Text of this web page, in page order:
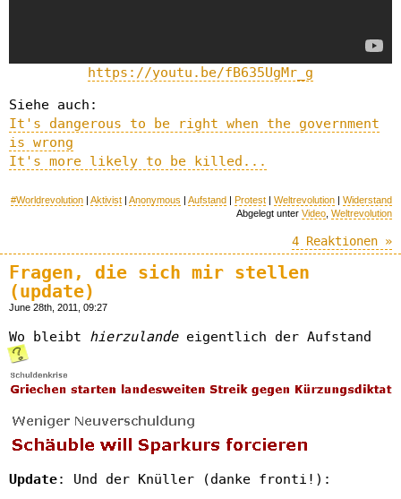
https://youtu.be/fB635UgMr_g
Siehe auch:
It's dangerous to be right when the government
is wrong
It's more likely to be killed...
#Worldrevolution Aktivist Anonymous Aufstand Protest Weltrevolution
Widerstand
Abgelegt unter Video, Weltrevolution
4 Reaktionen »
Fragen, die sich mir stellen
(update)
June 28th, 2011, 09:27
Wo bleibt hierzulandeeigentlich der Aufstand
Update: Und der Knüller (danke fronti!):